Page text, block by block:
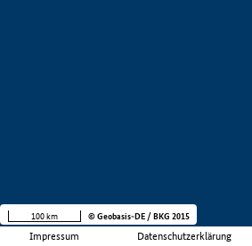
Impressum Datenschutzerklärung
100 km © Geobasis-DE / BKG 2015